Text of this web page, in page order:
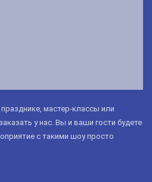
мастер-классы или
у нас. Вы и ваши гости будете
с такими шоу просто